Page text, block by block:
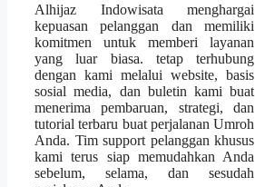
Alhijaz Indowisata menghargai
kepuasan pelanggan dan memiliki
komitmen untuk memberi layanan
yang luar biasa. tetap terhubung
dengan kami melalui website, basis
sosial media, dan buletin kami buat
menerima pembaruan, strategi, dan
tutorial terbaru buat perjalanan Umroh
Anda. Tim support pelanggan khusus
kami terus siap memudahkan Anda
sebelum, selama, dan sesudah